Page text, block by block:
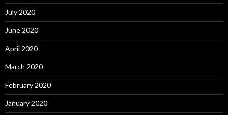
July 2020
June 2020
April 2020
March 2020
February 2020
January 2020